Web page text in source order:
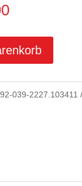
039-2227.103411